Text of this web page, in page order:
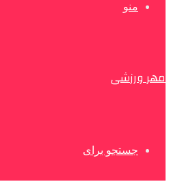
منو
مهر ورزشی
جستجو برای